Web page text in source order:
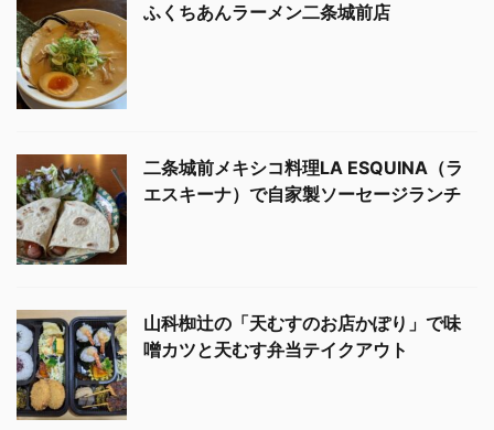
ふくちあんラーメン二条城前店
二条城前メキシコ料理LA ESQUINA（ラ
エスキーナ）で自家製ソーセージランチ
山科椥辻の「天むすのお店かぽり」で味
噌カツと天むす弁当テイクアウト